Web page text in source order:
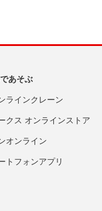
あそぶ
ラインクレーン
クス オンラインストア
オンライン
トフォンアプリ